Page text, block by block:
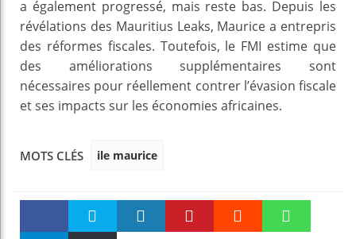
a également progressé, mais reste bas. Depuis les
révélations des Mauritius Leaks, Maurice a entrepris
des réformes fiscales. Toutefois, le FMI estime que
des améliorations supplémentaires sont
nécessaires pour réellement contrer l’évasion fiscale
et ses impacts sur les économies africaines.
MOTS CLÉS ile maurice